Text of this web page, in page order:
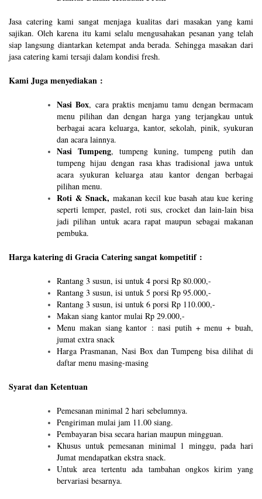
Jasa catering kami sangat menjaga kualitas dari masakan yang kami
sajikan. Oleh karena itu kami selalu mengusahakan pesanan yang telah
siap langsung diantarkan ketempat anda berada. Sehingga masakan dari
jasa catering kami tersaji dalam kondisi fresh.
Kami Juga menyediakan :
Nasi Box, cara praktis menjamu tamu dengan bermacam
menu pilihan dan dengan harga yang terjangkau untuk
berbagai acara keluarga, kantor, sekolah, pinik, syukuran
dan acara lainnya.
Nasi Tumpeng, tumpeng kuning, tumpeng putih dan
tumpeng hijau dengan rasa khas tradisional jawa untuk
acara syukuran keluarga atau kantor dengan berbagai
pilihan menu.
Roti & Snack, makanan kecil kue basah atau kue kering
seperti lemper, pastel, roti sus, crocket dan lain-lain bisa
jadi pilihan untuk acara rapat maupun sebagai makanan
pembuka.
Harga katering di Gracia Catering sangat kompetitif :
Rantang 3 susun, isi untuk 4 porsi Rp 80.000,-
Rantang 3 susun, isi untuk 5 porsi Rp 95.000,-
Rantang 3 susun, isi untuk 6 porsi Rp 110.000,-
Makan siang kantor mulai Rp 29.000,-
Menu makan siang kantor : nasi putih + menu + buah,
jumat extra snack
Harga Prasmanan, Nasi Box dan Tumpeng bisa dilihat di
daftar menu masing-masing
Syarat dan Ketentuan
Pemesanan minimal 2 hari sebelumnya.
Pengiriman mulai jam 11.00 siang.
Pembayaran bisa secara harian maupun mingguan.
Khusus untuk pemesanan minimal 1 minggu, pada hari
Jumat mendapatkan ekstra snack.
Untuk area tertentu ada tambahan ongkos kirim yang
bervariasi besarnya.